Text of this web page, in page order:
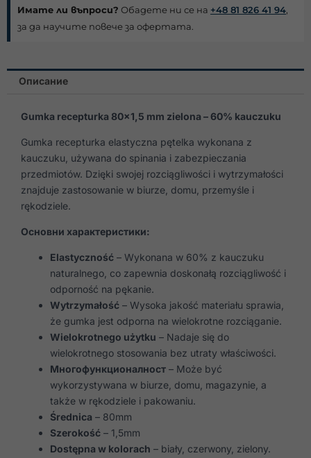
Имате ли въпроси? Обадете ни се на +48 81 826 41 94,
за да научите повече за офертата.
Описание
Gumka recepturka 80×1,5 mm zielona – 60% kauczuku
Gumka recepturka elastyczna pętelka wykonana z
kauczuku, używana do spinania i zabezpieczania
przedmiotów. Dzięki swojej rozciągliwości i wytrzymałości
znajduje zastosowanie w biurze, domu, przemyśle i
rękodziele.
Основни характеристики:
Elastyczność – Wykonana w 60% z kauczuku
naturalnego, co zapewnia doskonałą rozciągliwość i
odporność na pękanie.
Wytrzymałość – Wysoka jakość materiału sprawia,
że gumka jest odporna na wielokrotne rozciąganie.
Wielokrotnego użytku – Nadaje się do
wielokrotnego stosowania bez utraty właściwości.
Многофункционалност – Może być
wykorzystywana w biurze, domu, magazynie, a
także w rękodziele i pakowaniu.
Średnica – 80mm
Szerokość – 1,5mm
Dostępna w kolorach – biały, czerwony, zielony.